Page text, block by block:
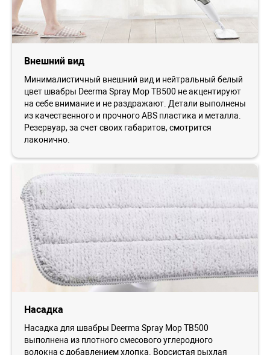
Внешний вид
Минималистичный внешний вид и нейтральный белый
цвет швабры Deerma Spray Mop TB500 не акцентируют
на себе внимание и не раздражают. Детали выполнены
из качественного и прочного ABS пластика и металла.
Резервуар, за счет своих габаритов, смотрится
лаконично.
Насадка
Насадка для швабры Deerma Spray Mop TB500
выполнена из плотного смесового углеродного
волокна с добавлением хлопка. Ворсистая рыхлая